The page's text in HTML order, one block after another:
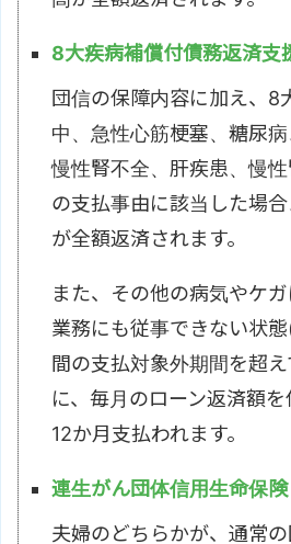
8大疾病補償付債務返済支
団信の保障内容に加え、8
中、急性心筋梗塞、糖尿病
慢性腎不全、肝疾患、慢
の支払事由に該当した場
が全額返済されます。
また、その他の病気やケ
業務にも従事できない状
間の支払対象外期間を超
に、毎月のローン返済額
12か月支払われます。
連生がん団体信用生命保険
夫婦のどちらかが、通常